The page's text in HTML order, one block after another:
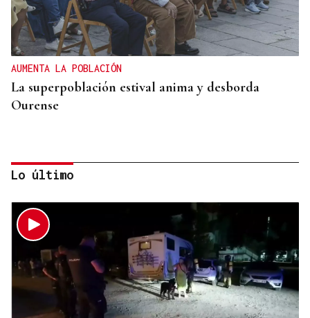
AUMENTA LA POBLACIÓN
La superpoblación estival anima y desborda
Ourense
SEGURIDAD
Lo último